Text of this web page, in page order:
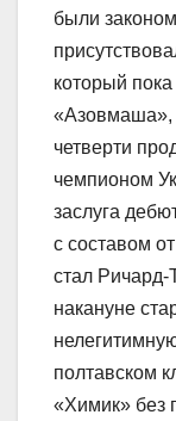
были
который
«Азовмаша»,
четверти
чемпионом
заслуга
с составом
стал Ричард-
накануне
полтавском
«Химик» без